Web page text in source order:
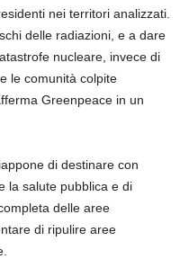
nei territori analizzati.
delle radiazioni, e a dare
nucleare, invece di
le comunità colpite
Greenpeace in un
di destinare con
la salute pubblica e di
delle aree
di ripulire aree